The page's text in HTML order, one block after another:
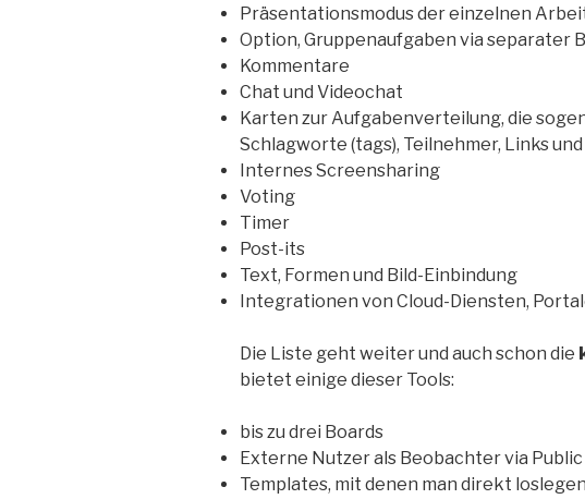
Präsentationsmodus der einzelnen
Option, Gruppenaufgaben via separater
Kommentare
Chat und Videochat
Karten zur Aufgabenverteilung, die
Schlagworte (tags), Teilnehmer, Links
Internes Screensharing
Voting
Timer
Post-its
Text, Formen und Bild-Einbindung
Integrationen von Cloud-Diensten,
Die Liste geht weiter und auch schon die
bietet einige dieser Tools:
bis zu drei Boards
Externe Nutzer als Beobachter via
Templates, mit denen man direkt